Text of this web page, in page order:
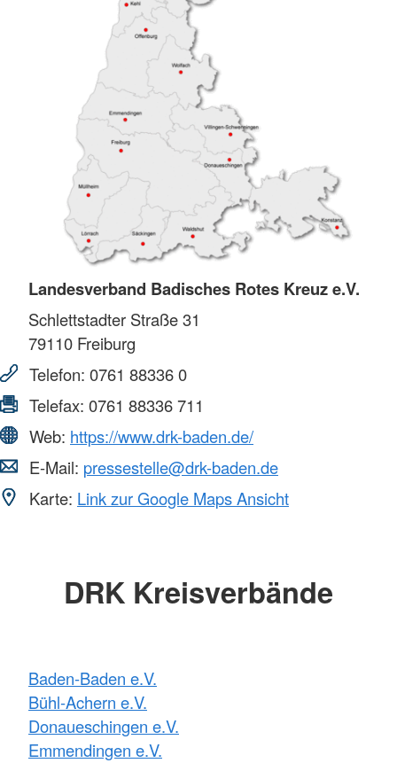
Landesverband Badisches Rotes Kreuz e.V.
Schlettstadter Straße 31
79110 Freiburg
Telefon: 0761 88336 0
Telefax: 0761 88336 711
Web: https://www.drk-baden.de/
E-Mail: pressestelle@drk-baden.de
Karte: Link zur Google Maps Ansicht
DRK Kreisverbände
Baden-Baden e.V.
Bühl-Achern e.V.
Donaueschingen e.V.
Emmendingen e.V.